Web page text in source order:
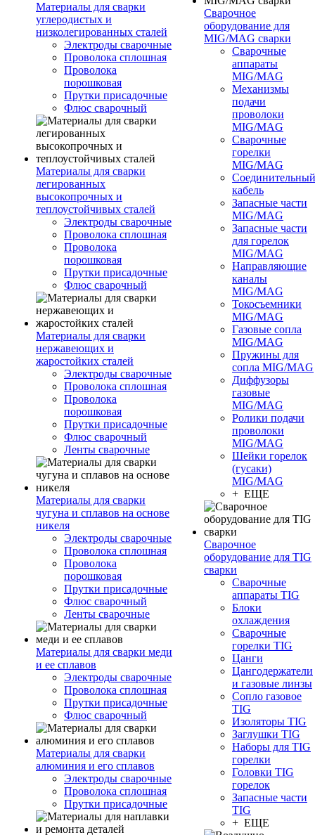
Материалы для сварки
углеродистых и
низколегированных сталей
Электроды сварочные
Проволока сплошная
Проволока
порошковая
Прутки присадочные
Флюс сварочный
Материалы для сварки
легированных
высокопрочных и
теплоустойчивых сталей
Электроды сварочные
Проволока сплошная
Проволока
порошковая
Прутки присадочные
Флюс сварочный
Материалы для сварки
нержавеющих и
жаростойких сталей
Электроды сварочные
Проволока сплошная
Проволока
порошковая
Прутки присадочные
Флюс сварочный
Ленты сварочные
Материалы для сварки
чугуна и сплавов на основе
никеля
Электроды сварочные
Проволока сплошная
Проволока
порошковая
Прутки присадочные
Флюс сварочный
Ленты сварочные
Материалы для сварки меди
и ее сплавов
Электроды сварочные
Проволока сплошная
Прутки присадочные
Флюс сварочный
Материалы для сварки
алюминия и его сплавов
Электроды сварочные
Проволока сплошная
Прутки присадочные
Сварочное
оборудование для
MIG/MAG сварки
Сварочные
аппараты
MIG/MAG
Механизмы
подачи
проволоки
MIG/MAG
Сварочные
горелки
MIG/MAG
Соединительный
кабель
Запасные части
MIG/MAG
Запасные части
для горелок
MIG/MAG
Направляющие
каналы
MIG/MAG
Токосъемники
MIG/MAG
Газовые сопла
MIG/MAG
Пружины для
сопла MIG/MAG
Диффузоры
газовые
MIG/MAG
Ролики подачи
проволоки
MIG/MAG
Шейки горелок
(гусаки)
MIG/MAG
+ ЕЩЕ
Сварочное
оборудование для TIG
сварки
Сварочные
аппараты TIG
Блоки
охлаждения
Сварочные
горелки TIG
Цанги
Цангодержатели
и газовые линзы
Сопло газовое
TIG
Изоляторы TIG
Заглушки TIG
Наборы для TIG
горелки
Головки TIG
горелок
Запасные части
TIG
+ ЕЩЕ